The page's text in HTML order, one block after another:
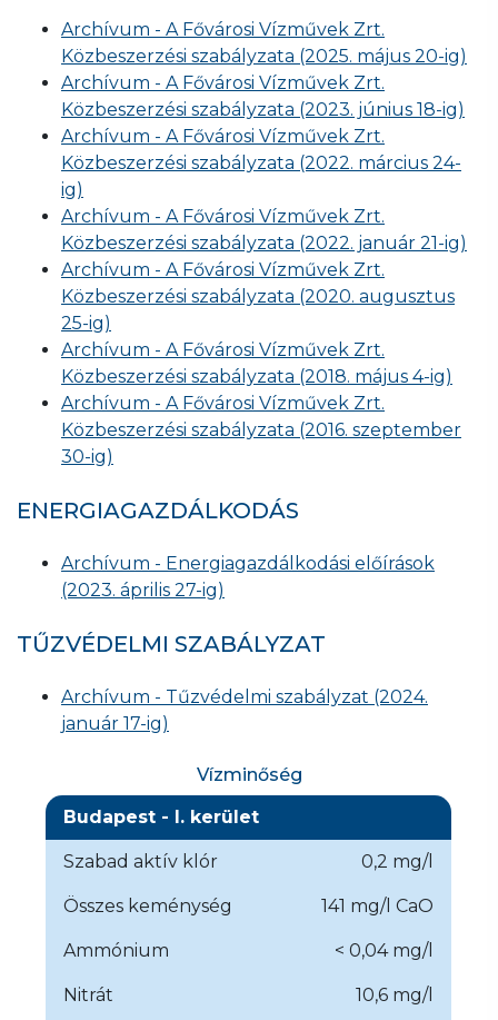
Archívum - A Fővárosi Vízművek Zrt.
Közbeszerzési szabályzata (2025. május 20-ig)
Archívum - A Fővárosi Vízművek Zrt.
Közbeszerzési szabályzata (2023. június 18-ig)
Archívum - A Fővárosi Vízművek Zrt.
Közbeszerzési szabályzata (2022. március 24-
ig)
Archívum - A Fővárosi Vízművek Zrt.
Közbeszerzési szabályzata (2022. január 21-ig)
Archívum - A Fővárosi Vízművek Zrt.
Közbeszerzési szabályzata (2020. augusztus
25-ig)
Archívum - A Fővárosi Vízművek Zrt.
Közbeszerzési szabályzata (2018. május 4-ig)
Archívum - A Fővárosi Vízművek Zrt.
Közbeszerzési szabályzata (2016. szeptember
30-ig)
ENERGIAGAZDÁLKODÁS
Archívum - Energiagazdálkodási előírások
(2023. április 27-ig)
TŰZVÉDELMI SZABÁLYZAT
Archívum - Tűzvédelmi szabályzat (2024.
január 17-ig)
Vízminőség
Budapest - I. kerület
Szabad aktív klór 0,2 mg/l
Összes keménység 141 mg/l CaO
Ammónium < 0,04 mg/l
Nitrát 10,6 mg/l